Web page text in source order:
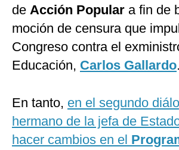
de Acción Popular a fin de
moción de censura que
Congreso contra el
Educación, Carlos Gallardo.
En tanto, en el segundo
hermano de la jefa de
hacer cambios en el